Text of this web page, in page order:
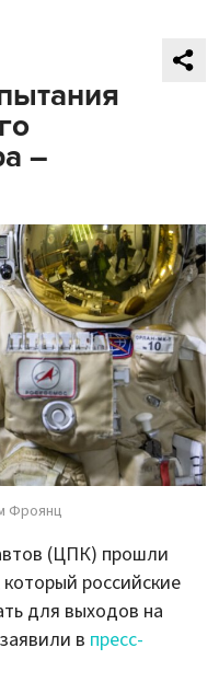
–
Фроянц
(ЦПК) прошли
российские
для выходов на
в пресс-